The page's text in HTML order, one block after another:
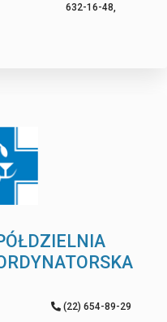
632-16-48,
(22) 654-89-29